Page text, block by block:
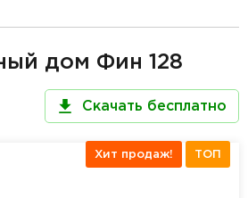
дом Фин 128
Скачать бесплатно
Хит продаж! ТОП